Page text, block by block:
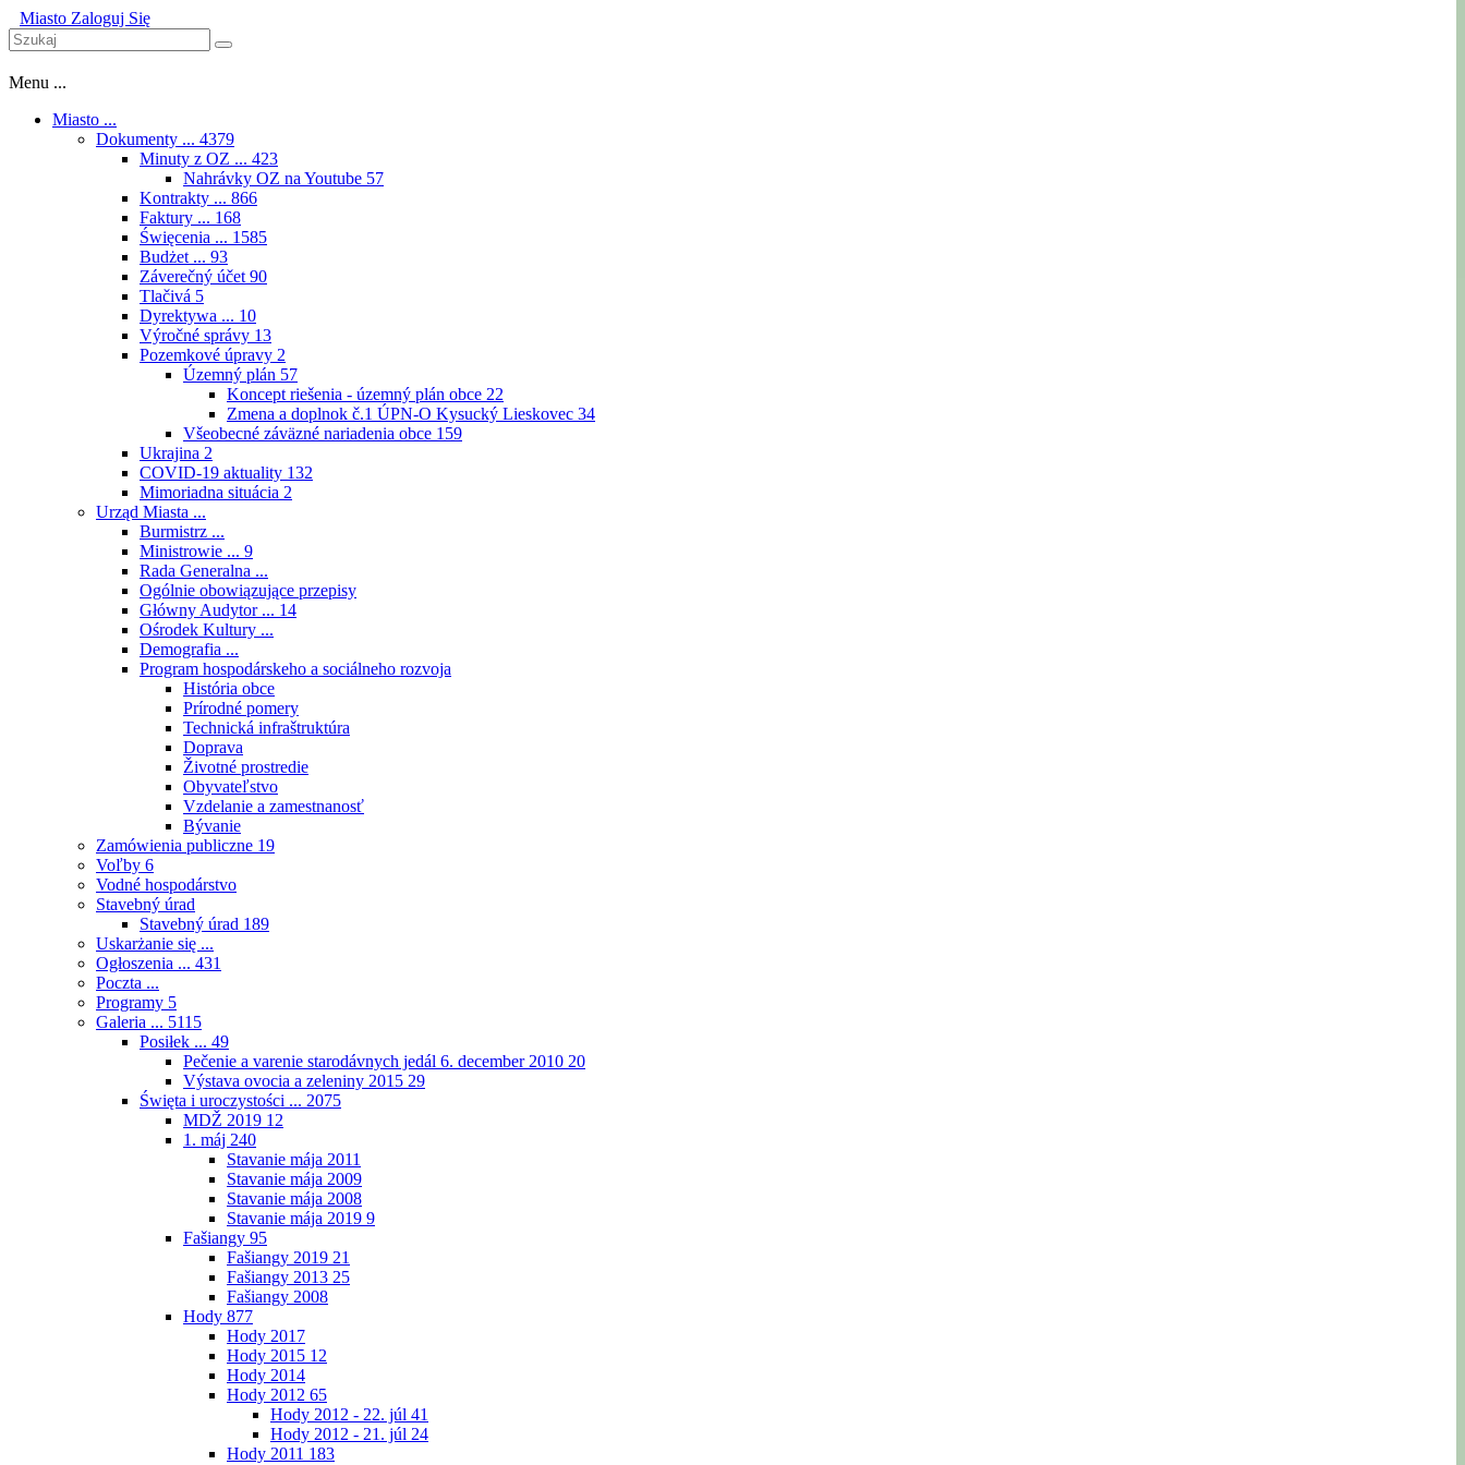
Miasto Zaloguj Się
Menu ...
Miasto ...
Dokumenty ... 4379
Minuty z OZ ... 423
Nahrávky OZ na Youtube 57
Kontrakty ... 866
Faktury ... 168
Święcenia ... 1585
Budżet ... 93
Záverečný účet 90
Tlačivá 5
Dyrektywa ... 10
Výročné správy 13
Pozemkové úpravy 2
Územný plán 57
Koncept riešenia - územný plán obce 22
Zmena a doplnok č.1 ÚPN-O Kysucký Lieskovec 34
Všeobecné záväzné nariadenia obce 159
Ukrajina 2
COVID-19 aktuality 132
Mimoriadna situácia 2
Urząd Miasta ...
Burmistrz ...
Ministrowie ... 9
Rada Generalna ...
Ogólnie obowiązujące przepisy
Główny Audytor ... 14
Ośrodek Kultury ...
Demografia ...
Program hospodárskeho a sociálneho rozvoja
História obce
Prírodné pomery
Technická infraštruktúra
Doprava
Životné prostredie
Obyvateľstvo
Vzdelanie a zamestnanosť
Bývanie
Zamówienia publiczne 19
Voľby 6
Vodné hospodárstvo
Stavebný úrad
Stavebný úrad 189
Uskarżanie się ...
Ogłoszenia ... 431
Poczta ...
Programy 5
Galeria ... 5115
Posiłek ... 49
Pečenie a varenie starodávnych jedál 6. december 2010 20
Výstava ovocia a zeleniny 2015 29
Święta i uroczystości ... 2075
MDŽ 2019 12
1. máj 240
Stavanie mája 2011
Stavanie mája 2009
Stavanie mája 2008
Stavanie mája 2019 9
Fašiangy 95
Fašiangy 2019 21
Fašiangy 2013 25
Fašiangy 2008
Hody 877
Hody 2017
Hody 2015 12
Hody 2014
Hody 2012 65
Hody 2012 - 22. júl 41
Hody 2012 - 21. júl 24
Hody 2011 183